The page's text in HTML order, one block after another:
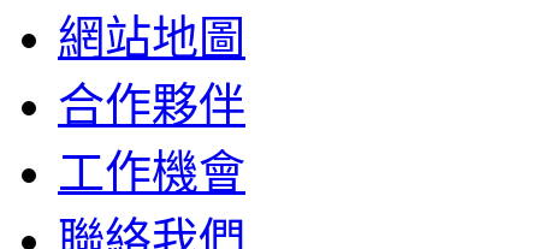
網站地圖
合作夥伴
工作機會